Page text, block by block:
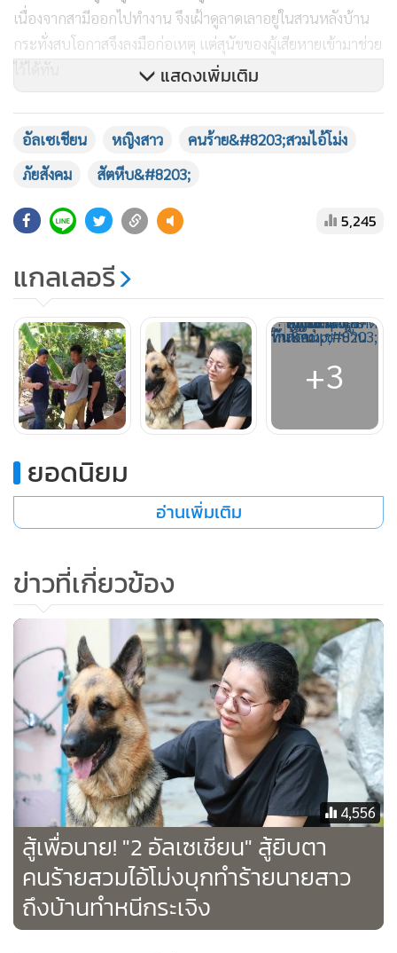
เนื่องจากสามีออกไปทำงาน จึงเฝ้าดูลาดเลาอยู่ในสวนหลังบ้าน
กระทั่งสบโอกาสจึงลงมือก่อเหตุ แต่สุนัขของผู้เสียหายเข้ามาช่วย
บุกรุกเคหสถานยามวิกาล และทำร้ายร่างกาย
แสดงเพิ่มเติม
อัลเซเชียน หญิงสาว
คนร้าย&#8203;สวมไอ้โม่ง
ภัยสังคม
สัตหีบ&#8203;
5,245
แกลเลอรี
+3
ยอดนิยม
อ่านเพิ่มเติม
ข่าวที่เกี่ยวข้อง
4,556
สู้เพื่อนาย​! "2​ อัลเซเชียน" สู้ยิบตา
คนร้ายสวมไอ้โม่งบุกทำร้ายนายสาว
ถึงบ้าน​ทำหนีกระเจิง